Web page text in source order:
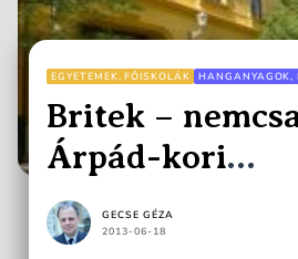
EGYETEMEK, FŐISKOLÁK HANGANYAGOK,
Britek –
Árpád-kori
előadása –
GECSE GÉZA
2013-06-18